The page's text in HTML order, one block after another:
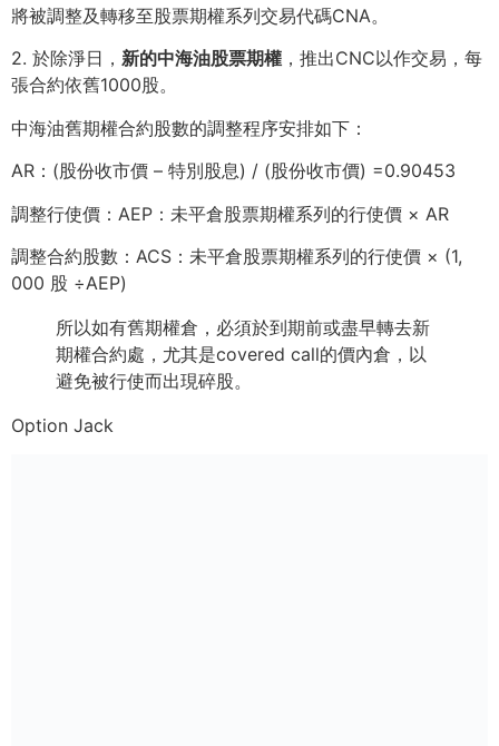
將被調整及轉移至股票期權系列交易代碼CNA。
2. 於除淨日， 新的中海油股票期權 ，推出CNC以作交易， 每
張合約依舊1000股。
中海油舊期權合約股數的調整程序安排如下：
AR：(股份收市價 – 特別股息) / (股份收市價) =0.90453
調整行使價：AEP：未平倉股票期權系列的行使價 × AR
調整合約股數：ACS：未平倉股票期權系列的行使價 × (1,
000 股 ÷AEP)
所以如有舊期權倉，必須於到期前或盡早轉去新
期權合約處， 尤其是covered call的價內倉，以
避免被行使而出現碎股。
Option Jack